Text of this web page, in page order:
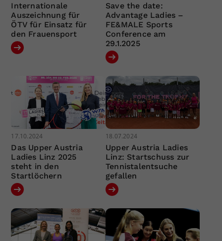
Internationale
Auszeichnung für
ÖTV für Einsatz für
den Frauensport
Save the date:
Advantage Ladies –
FE&MALE Sports
Conference am
29.1.2025
17.10.2024
Das Upper Austria
Ladies Linz 2025
steht in den
Startlöchern
18.07.2024
Upper Austria Ladies
Linz: Startschuss zur
Tennistalentsuche
gefallen